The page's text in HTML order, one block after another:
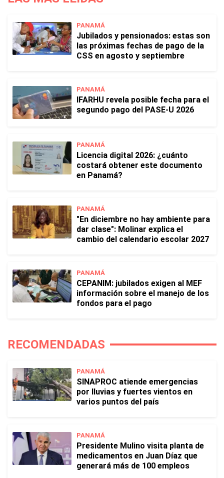
PANAMÁ
Jubilados y pensionados: estas son
las próximas fechas de pago de la
CSS en agosto y septiembre
PANAMÁ
IFARHU revela posible fecha para el
segundo pago del PASE-U 2026
PANAMÁ
Licencia digital 2026: ¿cuánto
costará obtener este documento
en Panamá?
PANAMÁ
"En diciembre no hay ambiente para
dar clase": Molinar explica el
cambio del calendario escolar 2027
PANAMÁ
CEPANIM: jubilados exigen al MEF
información sobre el manejo de los
fondos para el pago
RECOMENDADAS
PANAMÁ
SINAPROC atiende emergencias
por lluvias y fuertes vientos en
varios puntos del país
PANAMÁ
Presidente Mulino visita planta de
medicamentos en Juan Díaz que
generará más de 100 empleos